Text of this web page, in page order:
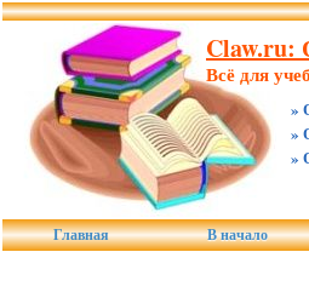
Claw.ru:
Всё для
»
»
»
Главная В начало